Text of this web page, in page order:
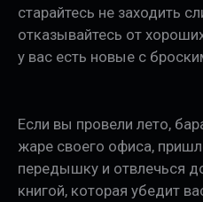
старайтесь не заходить
отказывайтесь от
у вас есть новые с
Если вы провели лето,
жаре своего офиса,
передышку и отвлечься
книгой, которая убедит